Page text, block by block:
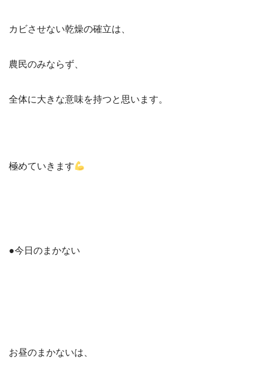
カビさせない乾燥の確立は、
農民のみならず、
全体に大きな意味を持つと思います。
極めていきます
●今日のまかない
お昼のまかないは、